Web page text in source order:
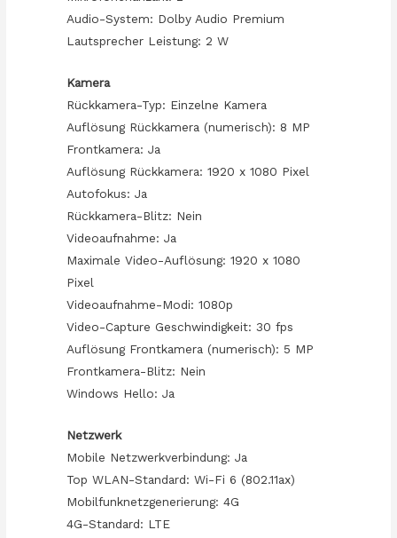
Audio-System: Dolby Audio Premium
Lautsprecher Leistung: 2 W
Kamera
Rückkamera-Typ: Einzelne Kamera
Auflösung Rückkamera (numerisch): 8 MP
Frontkamera: Ja
Auflösung Rückkamera: 1920 x 1080 Pixel
Autofokus: Ja
Rückkamera-Blitz: Nein
Videoaufnahme: Ja
Maximale Video-Auflösung: 1920 x 1080
Pixel
Videoaufnahme-Modi: 1080p
Video-Capture Geschwindigkeit: 30 fps
Auflösung Frontkamera (numerisch): 5 MP
Frontkamera-Blitz: Nein
Windows Hello: Ja
Netzwerk
Mobile Netzwerkverbindung: Ja
Top WLAN-Standard: Wi-Fi 6 (802.11ax)
Mobilfunknetzgenerierung: 4G
4G-Standard: LTE